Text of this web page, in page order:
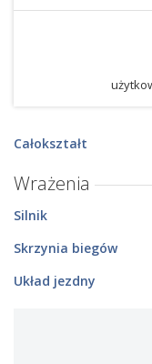
Całokształt
Wrażenia
Silnik
Skrzynia biegów
Układ jezdny